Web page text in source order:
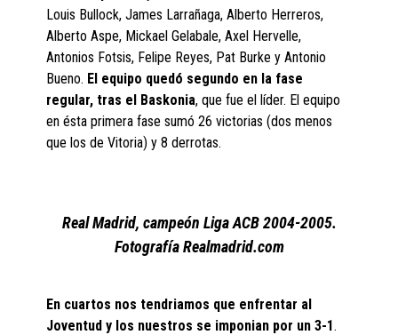
Louis Bullock, James Larrañaga, Alberto Herreros,
Alberto Aspe, Mickael Gelabale, Axel Hervelle,
Antonios Fotsis, Felipe Reyes, Pat Burke y Antonio
Bueno. El equipo quedó segundo en la fase
regular, tras el Baskonia, que fue el líder. El equipo
en ésta primera fase sumó 26 victorias (dos menos
que los de Vitoria) y 8 derrotas.
Real Madrid, campeón Liga ACB 2004-2005.
Fotografía Realmadrid.com
En cuartos nos tendriamos que enfrentar al
Joventud y los nuestros se imponian por un 3-1.